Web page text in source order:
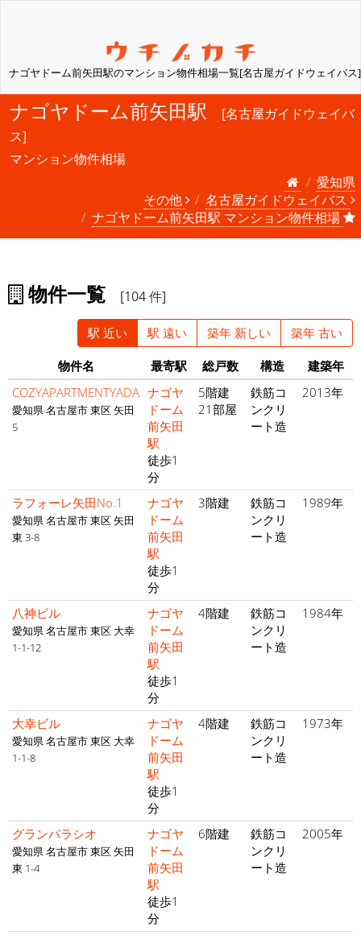
ナゴヤドーム前矢田駅のマンション物件相場一覧[名古屋ガイドウェイバス]
ナゴヤドーム前矢田駅
[名古屋ガイドウェイバ
ス]
マンション物件相場
愛知県
その他
名古屋ガイドウェイバス
ナゴヤドーム前矢田駅 マンション物件相場
物件一覧 [104 件]
駅 近い 駅 遠い 築年 新しい 築年 古い
物件名 最寄駅 総戸数 構造
建築年
COZYAPARTMENTYADA
愛知県 名古屋市 東区 矢田
5
ナゴヤ
ドーム
前矢田
駅
徒歩1
分
5階建
21部屋
鉄筋コ
ンクリ
ート造
2013年
ラフォーレ矢田No.1
愛知県 名古屋市 東区 矢田
東 3-8
ナゴヤ
ドーム
前矢田
駅
徒歩1
分
3階建
鉄筋コ
ンクリ
ート造
1989年
八神ビル
愛知県 名古屋市 東区 大幸
1-1-12
ナゴヤ
ドーム
前矢田
駅
徒歩1
分
4階建
鉄筋コ
ンクリ
ート造
1984年
大幸ビル
愛知県 名古屋市 東区 大幸
1-1-8
ナゴヤ
ドーム
前矢田
駅
徒歩1
分
4階建
鉄筋コ
ンクリ
ート造
1973年
グランパラシオ
愛知県 名古屋市 東区 矢田
東 1-4
ナゴヤ
ドーム
前矢田
駅
徒歩1
分
6階建
鉄筋コ
ンクリ
ート造
2005年